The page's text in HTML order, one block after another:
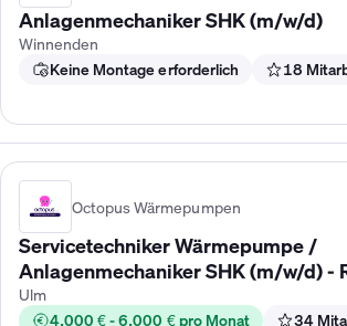
Anlagenmechaniker SHK (m/w/d)
Winnenden
Keine Montage erforderlich
18
Octopus Wärmepumpen
Servicetechniker Wärmepumpe /
Anlagenmechaniker SHK (m/w/d) -
Ulm
4.000 € - 6.000 € pro Monat
34